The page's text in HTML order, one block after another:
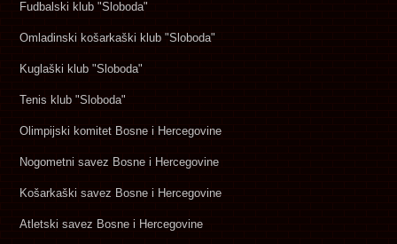
Fudbalski klub "Sloboda"
Omladinski košarkaški klub "Sloboda"
Kuglaški klub "Sloboda"
Tenis klub "Sloboda"
Olimpijski komitet Bosne i Hercegovine
Nogometni savez Bosne i Hercegovine
Košarkaški savez Bosne i Hercegovine
Atletski savez Bosne i Hercegovine